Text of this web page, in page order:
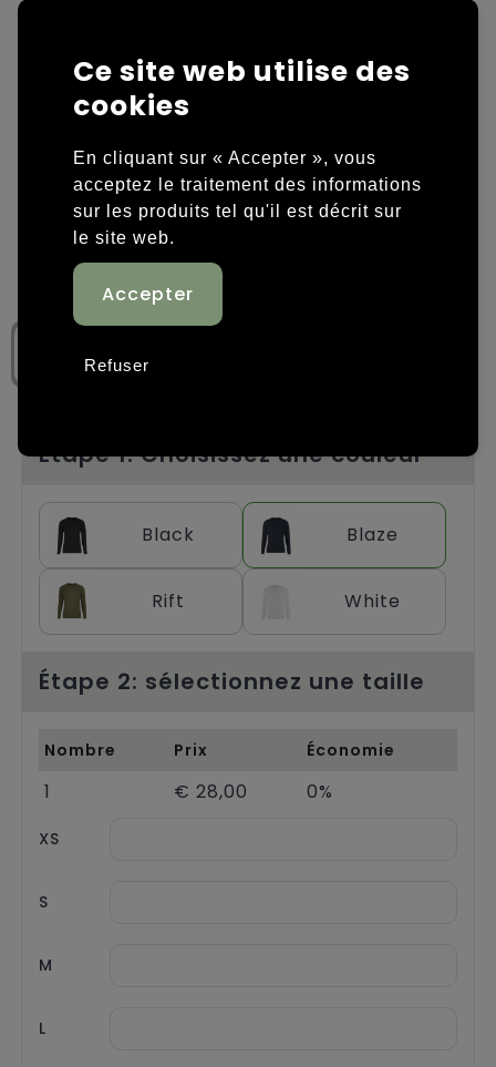
Overige tassen
Sacs en papier
Sacs promotionnels
Sacs de voyage
Sacs à dos
Tassen voor sport
Chariots
Polos
Sweaters personnalisés
T-shirts personnalisés
Vestes personnalisées
Chaussures personnalisées
Étape 1: Choisissez une couleur
Black Blaze
Rift White
Étape 2: sélectionnez une taille
Nombre Prix Économie
1 € 28,00 0%
XS
S
M
L
Ce site web utilise des
cookies
En cliquant sur « Accepter », vous
acceptez le traitement des informations
sur les produits tel qu'il est décrit sur
le site web.
Refuser